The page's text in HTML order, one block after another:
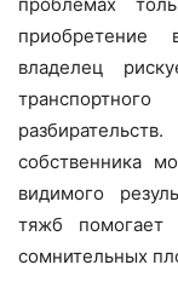
приобретение
владелец
собственника
видимого
тяжб помогает
сомнительных